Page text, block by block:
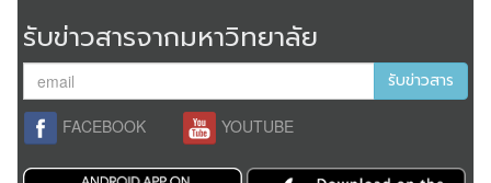
รับข่าวสารจากมหาวิทยาลัย
รับข่าวสาร
FACEBOOK YOUTUBE